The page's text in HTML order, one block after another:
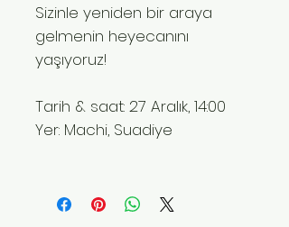
Sizinle yeniden bir araya
gelmenin heyecanını
yaşıyoruz!
Tarih & saat: 27 Aralık, 14:00
Yer: Machi, Suadiye